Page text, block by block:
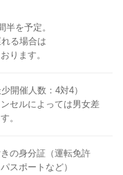
半を予定。
る場合は
ります。
開催人数：4対4）
セルによっては男女差
。
の身分証（運転免許
スポートなど）